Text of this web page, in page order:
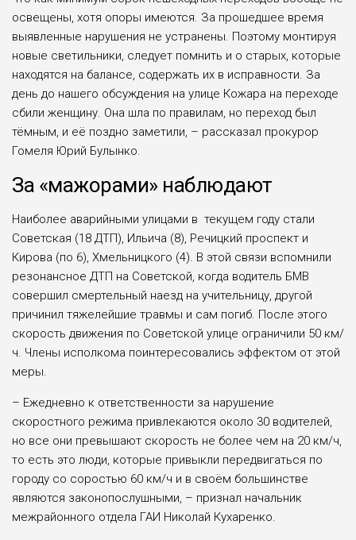
освещены, хотя опоры имеются. За прошедшее время
выявленные нарушения не устранены. Поэтому монтируя
новые светильники, следует помнить и о старых, которые
находятся на балансе, содержать их в исправности. За
день до нашего обсуждения на улице Кожара на переходе
сбили женщину. Она шла по правилам, но переход был
тёмным, и её поздно заметили, – рассказал прокурор
Гомеля Юрий Булынко.
За «мажорами» наблюдают
Наиболее аварийными улицами в текущем году стали
Советская (18 ДТП), Ильича (8), Речицкий проспект и
Кирова (по 6), Хмельницкого (4). В этой связи вспомнили
резонансное ДТП на Советской, когда водитель БМВ
совершил смертельный наезд на учительницу, другой
причинил тяжелейшие травмы и сам погиб. После этого
скорость движения по Советской улице ограничили 50 км/
ч. Члены исполкома поинтересовались эффектом от этой
меры.
– Ежедневно к ответственности за нарушение
скоростного режима привлекаются около 30 водителей,
но все они превышают скорость не более чем на 20 км/ч,
то есть это люди, которые привыкли передвигаться по
городу со соростью 60 км/ч и в своём большинстве
являются законопослушными, – признал начальник
межрайонного отдела ГАИ Николай Кухаренко.